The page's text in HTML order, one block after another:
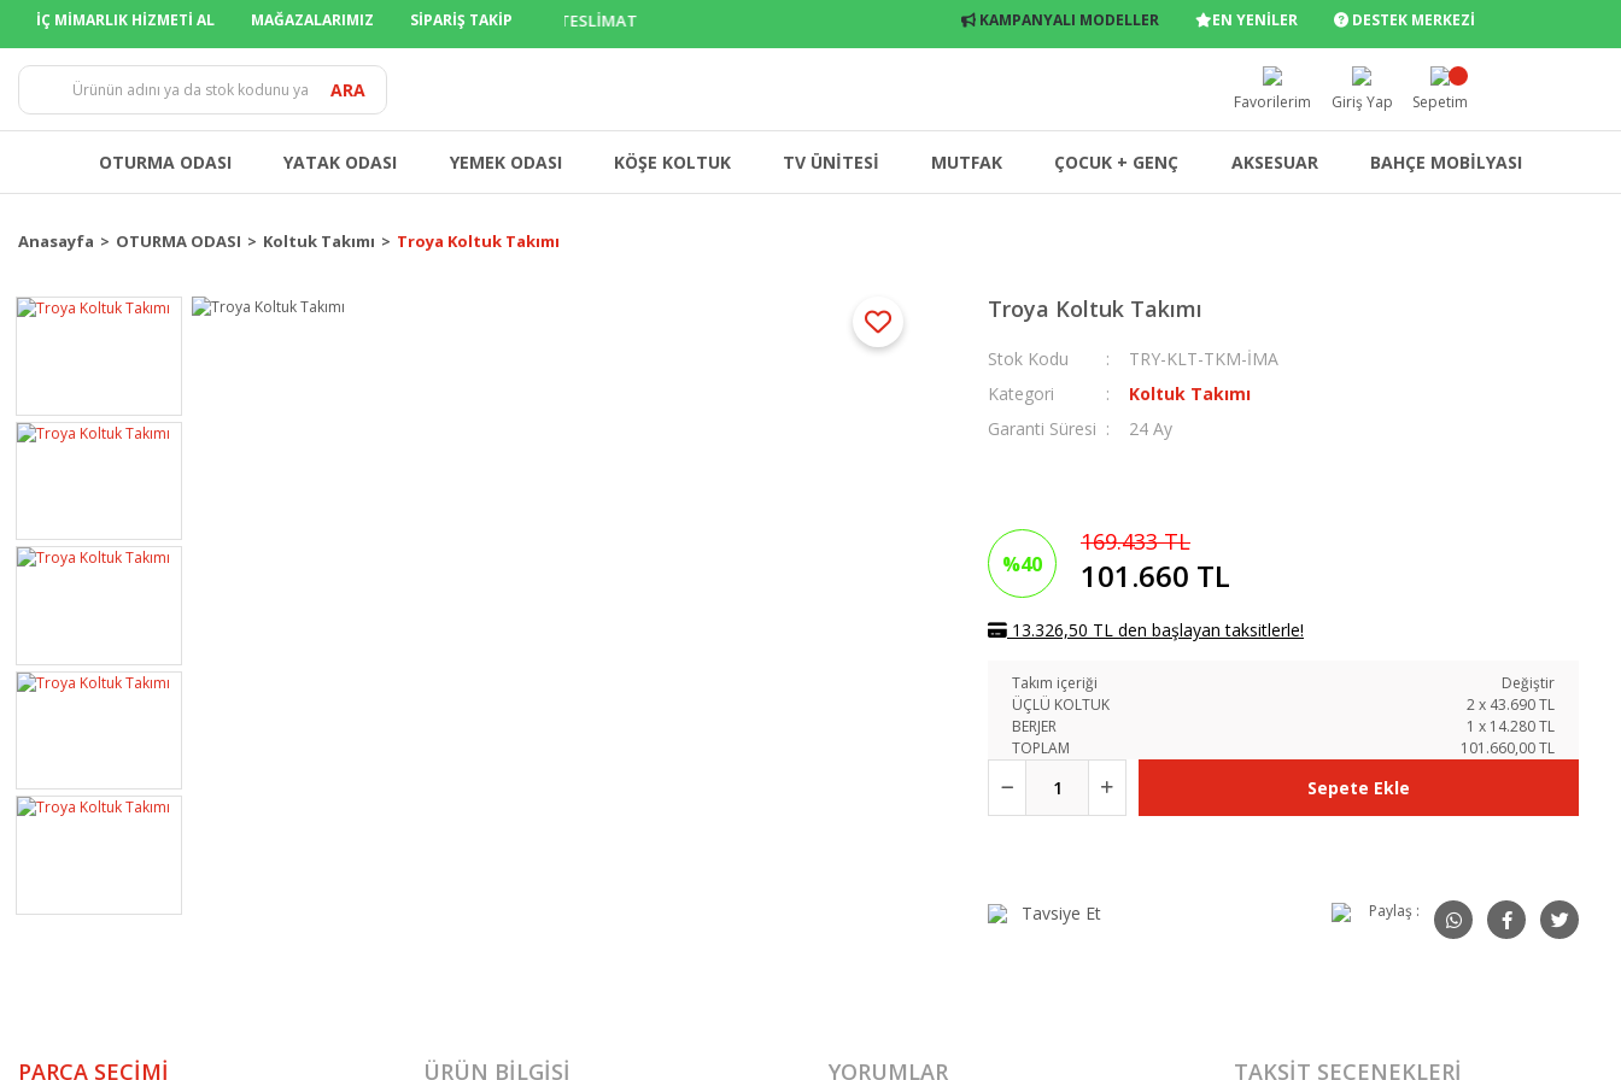
İÇ MİMARLIK HİZMETİ AL MAĞAZALARIMIZ SİPARİŞ TAKİP
TÜM İLLERE TESLİMAT KAMPANYALI MODELLER EN YENİLER DESTEK MERKEZİ
ARA
Favorilerim Giriş Yap Sepetim
OTURMA ODASI YATAK ODASI YEMEK ODASI KÖŞE KOLTUK TV ÜNİTESİ MUTFAK ÇOCUK + GENÇ AKSESUAR BAHÇE MOBİLYASI
Anasayfa OTURMA ODASI Koltuk Takımı Troya Koltuk Takımı
Troya Koltuk Takımı
Stok Kodu
TRY-KLT-TKM-İMA
Kategori
Koltuk Takımı
Garanti Süresi
24 Ay
%40
169.433 TL
101.660 TL
13.326,50 TL den başlayan taksitlerle!
Takım içeriği
Değiştir
ÜÇLÜ KOLTUK
2x 43.690TL
BERJER
1 x 14.280TL
TOPLAM
101.660,00 TL
Sepete Ekle
Tavsiye Et Paylaş :
PARÇA SEÇIMI ÜRÜN BILGISI YORUMLAR TAKSIT SEÇENEKLERI